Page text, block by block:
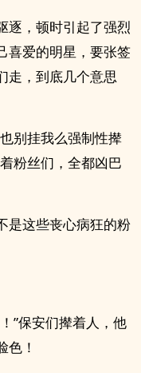
逐，顿时引起了强烈
喜爱的明星，要张签
走，到底几个意思
别挂我么强制性撵
粉丝们，全都凶巴
是这些丧心病狂的粉
”保安们撵着人，他
色！